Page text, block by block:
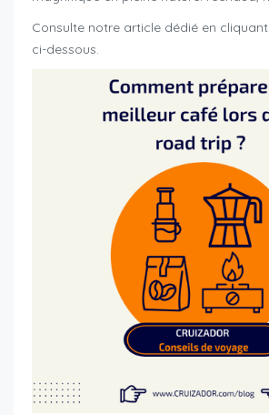
Consulte notre article dédié en cliquant
ci-dessous.